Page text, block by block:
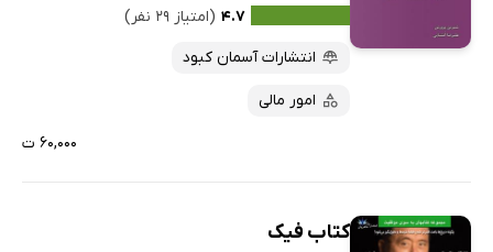
۴.۷ (امتیاز ۲۹ نفر)
انتشارات آسمان کبود
امور مالی
۶۰,۰۰۰ ت
کتاب فیک